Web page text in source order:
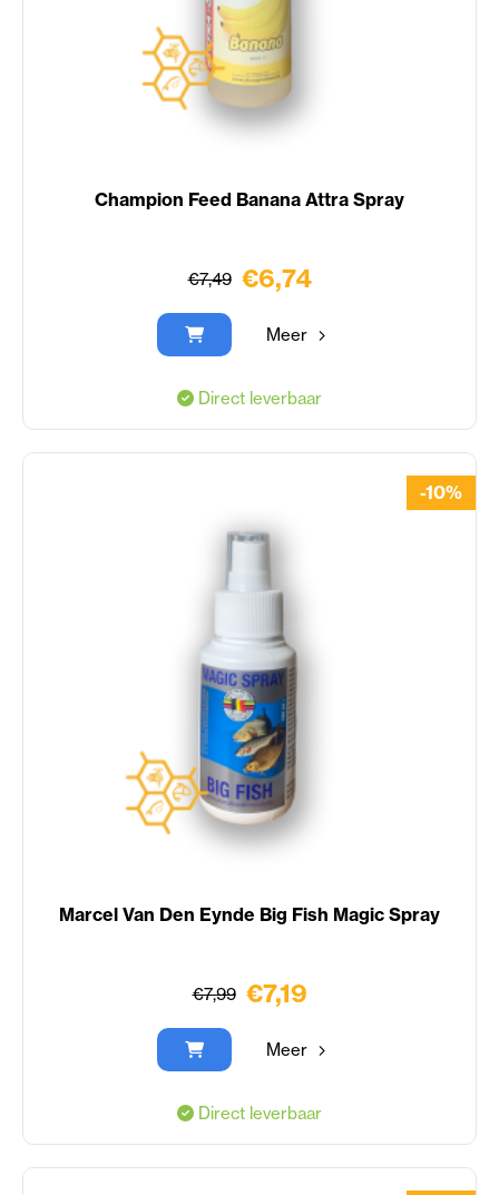
Champion Feed Banana Attra Spray
€7,49 €6,74
Meer
Direct leverbaar
Marcel Van Den Eynde Big Fish Magic Spray
€7,99
-10%
€7,19
Meer
Direct leverbaar